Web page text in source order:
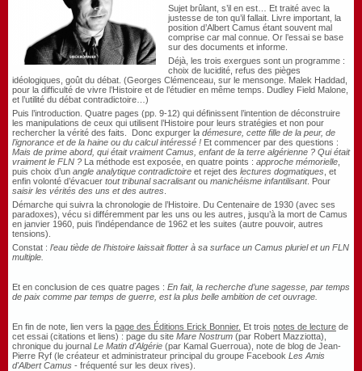
Sujet brûlant, s’il en est… Et traité avec la
justesse de ton qu’il fallait. Livre important, la
position d’Albert Camus étant souvent mal
comprise car mal connue. Or l’essai se base
sur des documents et informe.
Déjà, les trois exergues sont un programme :
choix de lucidité, refus des pièges
idéologiques, goût du débat. (Georges Clémenceau, sur le mensonge. Malek Haddad,
pour la difficulté de vivre l’Histoire et de l’étudier en même temps. Dudley Field Malone,
et l’utilité du débat contradictoire…)
Puis l’introduction. Quatre pages (pp. 9-12) qui définissent l’intention de déconstruire
les manipulations de ceux qui utilisent l’Histoire pour leurs stratégies et non pour
rechercher la vérité des faits. Donc expurger la démesure, cette fille de la peur, de
l’ignorance et de la haine ou du calcul intéressé ! Et commencer par des questions :
Mais de prime abord, qui était vraiment Camus, enfant de la terre algérienne ? Qui était
vraiment le FLN ? La méthode est exposée, en quatre points : approche mémorielle
puis choix d’un angle analytique contradictoire et rejet des lectures dogmatiques , et
enfin volonté d’évacuer tout tribunal sacralisantou manichéisme infantilisant. Pour
saisir les vérités des uns et des autres
Démarche qui suivra la chronologie de l’Histoire. Du Centenaire de 1930 (avec ses
paradoxes), vécu si différemment par les uns ou les autres, jusqu’à la mort de Camus
en janvier 1960, puis l’indépendance de 1962 et les suites (autre pouvoir, autres
tensions).
Constat : l’eau tiède de l’histoire laissait flotter à sa surface un Camus pluriel et un FLN
multiple.
Et en conclusion de ces quatre pages : En fait, la recherche d’une sagesse, par temps
de paix comme par temps de guerre, est la plus belle ambition de cet ouvrage.
En fin de note, lien vers la page des Éditions Erick Bonnier. Et trois notes de lecture de
cet essai (citations et liens) : page du site Mare Nostrum (par Robert Mazziotta),
chronique du journal Le Matin d'Algérie (par Kamal Guerroua), note de blog de Jean-
Pierre Ryf (le créateur et administrateur principal du groupe Facebook Les Amis
d'Albert Camus - fréquenté sur les deux rives).